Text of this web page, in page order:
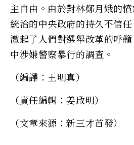
主自由。由於對林鄭月娥的
統治的中央政府的持久不信
激起了人們對選舉改革的呼
中涉嫌警察暴行的調查。
（編譯：王明真）
（責任編輯：姜啟明）
（文章來源：新三才首發）